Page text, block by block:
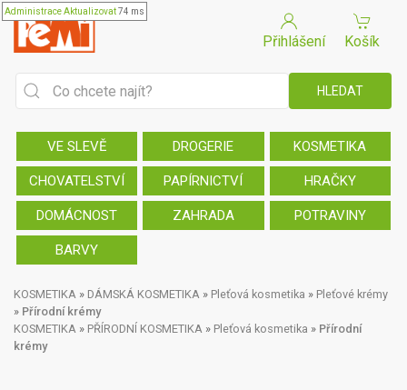
AdministraceAktualizovat74 ms
Přihlášení Košík
VE SLEVĚ DROGERIE KOSMETIKA
CHOVATELSTVÍ PAPÍRNICTVÍ HRAČKY
DOMÁCNOST ZAHRADA POTRAVINY
BARVY
KOSMETIKA » DÁMSKÁ KOSMETIKA » Pleťová kosmetika » Pleťové krémy
» Přírodní krémy
KOSMETIKA » PŘÍRODNÍ KOSMETIKA » Pleťová kosmetika » Přírodní
krémy